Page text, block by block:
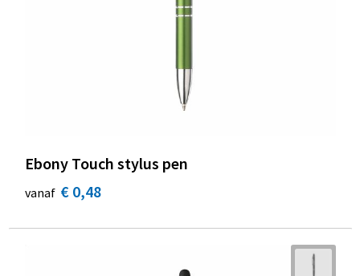
Ebony Touch stylus pen
vanaf € 0,48